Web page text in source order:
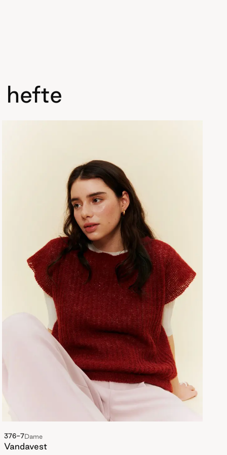
hefte
376-7Dame
Vandavest